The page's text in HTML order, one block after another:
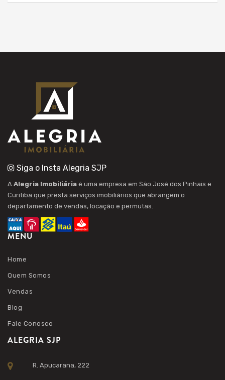
Siga o Insta Alegria SJP
A Alegria Imobiliária é uma empresa em São José dos Pinhais e
Curitiba que presta serviços imobiliários que abrangem o
departamento de vendas, locação e permutas.
MENU
Home
Quem Somos
Vendas
Blog
Fale Conosco
ALEGRIA SJP
R. Apucarana, 222